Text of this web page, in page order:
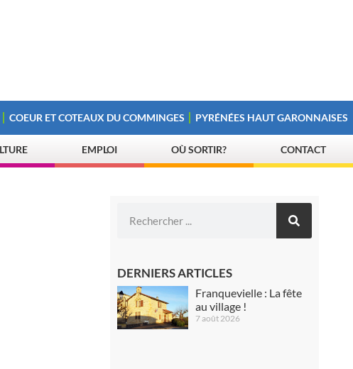
COEUR ET COTEAUX DU COMMINGES PYRÉNÉES HAUT GARONNAISES
EMPLOI OÙ SORTIR? CONTACT
DERNIERS ARTICLES
Franquevielle : La fête
au village !
7 août 2026